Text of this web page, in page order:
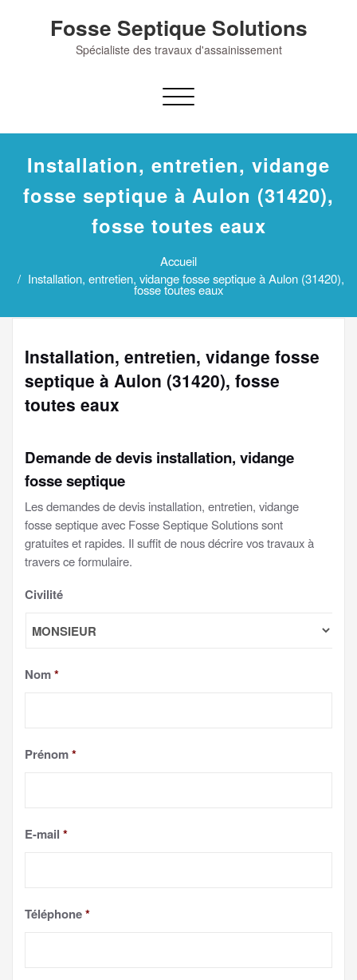
Fosse Septique Solutions
Spécialiste des travaux d'assainissement
Afficher/masquer
navigation
Installation, entretien, vidange
fosse septique à Aulon (31420),
fosse toutes eaux
Accueil
Installation, entretien, vidange fosse septique à Aulon (31420),
fosse toutes eaux
Installation, entretien, vidange fosse
septique à Aulon (31420), fosse
toutes eaux
Demande de devis installation, vidange
fosse septique
Les demandes de devis installation, entretien, vidange
fosse septique avec Fosse Septique Solutions sont
gratuites et rapides. Il suffit de nous décrire vos travaux à
travers ce formulaire.
Civilité
Nom*
Prénom*
E-mail *
Téléphone*